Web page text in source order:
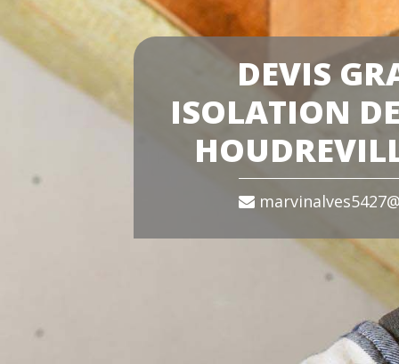
DEVIS
ISOLATION